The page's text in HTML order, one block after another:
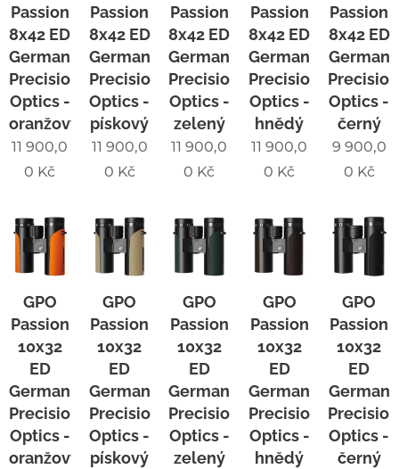
Passion
8x42 ED
German
Precision
Optics -
oranžový
11 900,0
0 Kč
Passion
8x42 ED
German
Precision
Optics -
pískový
11 900,0
0 Kč
Passion
8x42 ED
German
Precision
Optics -
zelený
11 900,0
0 Kč
Passion
8x42 ED
German
Precision
Optics -
hnědý
11 900,0
0 Kč
Passion
8x42 ED
German
Precision
Optics -
černý
9 900,0
0 Kč
GPO
Passion
10x32
ED
German
Precision
Optics -
oranžový
GPO
Passion
10x32
ED
German
Precision
Optics -
pískový
GPO
Passion
10x32
ED
German
Precision
Optics -
zelený
GPO
Passion
10x32
ED
German
Precision
Optics -
hnědý
GPO
Passion
10x32
ED
German
Precision
Optics -
černý